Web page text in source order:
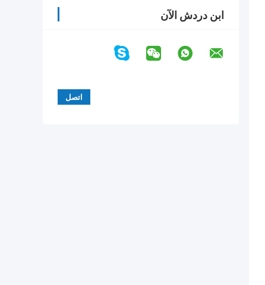
ابن دردش الآن